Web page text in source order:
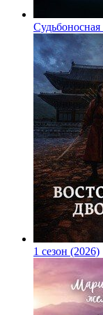
1 сезон (2026)